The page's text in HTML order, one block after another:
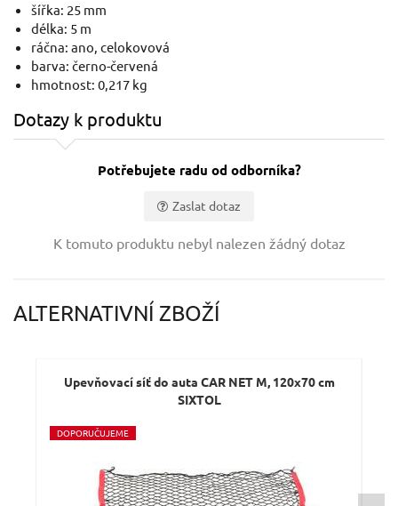
šířka: 25 mm
délka: 5 m
ráčna: ano, celokovová
barva: černo-červená
hmotnost: 0,217 kg
Dotazy k produktu
Potřebujete radu od odborníka?
Zaslat dotaz
Odeslat dotaz
K tomuto produktu nebyl nalezen žádný dotaz
ALTERNATIVNÍ ZBOŽÍ
Upevňovací síť do auta CAR NET M, 120x70 cm
SIXTOL
DOPORUČUJEME